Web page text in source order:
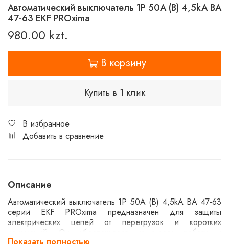
Автоматический выключатель 1P 50А (В) 4,5kA ВА
47-63 EKF PROxima
980.00 kzt.
В корзину
Купить в 1 клик
В избранное
Добавить в сравнение
Описание
Автоматический выключатель 1P 50А (В) 4,5kA ВА 47-63
серии EKF PROxima предназначен для защиты
электрических цепей от перегрузок и коротких
замыканий. Он обеспечивает надежную работу и
безопасность в однофазных системах. Устройство
Показать полностью